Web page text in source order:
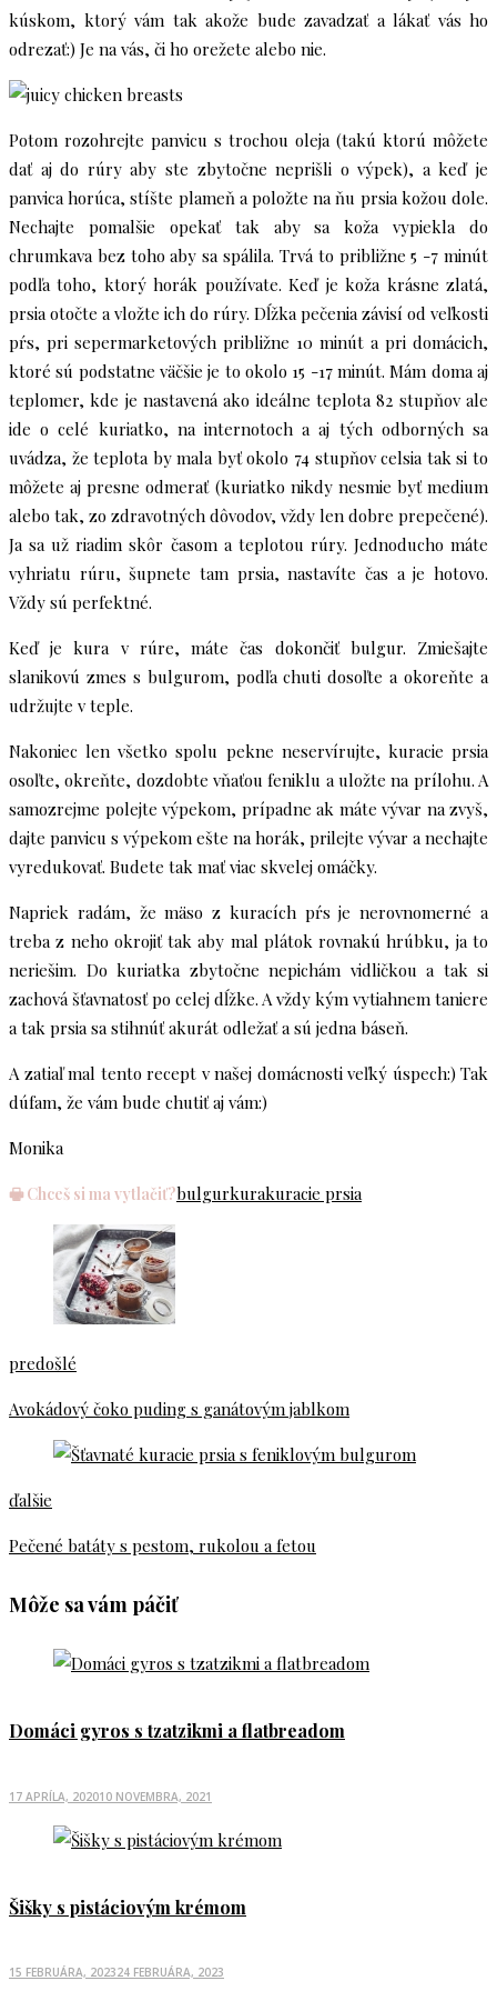
kúskom, ktorý vám tak akože bude zavadzať a lákať vás ho
odrezať:) Je na vás, či ho orežete alebo nie.
Potom rozohrejte panvicu s trochou oleja (takú ktorú môžete
dať aj do rúry aby ste zbytočne neprišli o výpek), a keď je
panvica horúca, stíšte plameň a položte na ňu prsia kožou dole.
Nechajte pomalšie opekať tak aby sa koža vypiekla do
chrumkava bez toho aby sa spálila. Trvá to približne 5 -7 minút
podľa toho, ktorý horák používate. Keď je koža krásne zlatá,
prsia otočte a vložte ich do rúry. Dĺžka pečenia závisí od veľkosti
pŕs, pri sepermarketových približne 10 minút a pri domácich,
ktoré sú podstatne väčšie je to okolo 15 -17 minút. Mám doma aj
teplomer, kde je nastavená ako ideálne teplota 82 stupňov ale
ide o celé kuriatko, na internotoch a aj tých odborných sa
uvádza, že teplota by mala byť okolo 74 stupňov celsia tak si to
môžete aj presne odmerať (kuriatko nikdy nesmie byť medium
alebo tak, zo zdravotných dôvodov, vždy len dobre prepečené).
Ja sa už riadim skôr časom a teplotou rúry. Jednoducho máte
vyhriatu rúru, šupnete tam prsia, nastavíte čas a je hotovo.
Vždy sú perfektné.
Keď je kura v rúre, máte čas dokončiť bulgur. Zmiešajte
slanikovú zmes s bulgurom, podľa chuti dosoľte a okoreňte a
udržujte v teple.
Nakoniec len všetko spolu pekne neservírujte, kuracie prsia
osoľte, okreňte, dozdobte vňaťou feniklu a uložte na prílohu. A
samozrejme polejte výpekom, prípadne ak máte vývar na zvyš,
dajte panvicu s výpekom ešte na horák, prilejte vývar a nechajte
vyredukovať. Budete tak mať viac skvelej omáčky.
Napriek radám, že mäso z kuracích pŕs je nerovnomerné a
treba z neho okrojiť tak aby mal plátok rovnakú hrúbku, ja to
neriešim. Do kuriatka zbytočne nepichám vidličkou a tak si
zachová šťavnatosť po celej dĺžke. A vždy kým vytiahnem taniere
a tak prsia sa stihnúť akurát odležať a sú jedna báseň.
A zatiaľ mal tento recept v našej domácnosti veľký úspech:) Tak
dúfam, že vám bude chutiť aj vám:)
Monika
🖶 Chceš si ma vytlačiť?bulgurkurakuracie prsia
predošlé
Avokádový čoko puding s ganátovým jablkom
ďalšie
Pečené batáty s pestom, rukolou a fetou
Môže sa vám páčiť
Domáci gyros s tzatzikmi a flatbreadom
POSTED
17 APRÍLA, 202010 NOVEMBRA, 2021
Šišky s pistáciovým krémom
POSTED
15 FEBRUÁRA, 202324 FEBRUÁRA, 2023